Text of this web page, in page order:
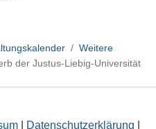
Weitere
der Justus-Liebig-Universität
Datenschutzerklärung